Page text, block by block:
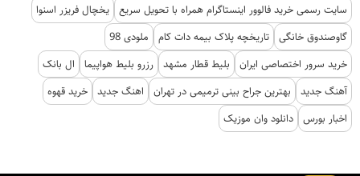
سایت رسمی خرید فالوور اینستاگرام همراه با تحویل سریع یخچال فریزر اسنوا
گاوصندوق خانگی تاریخچه پلاک بیمه دات کام
ملودی 98
خرید سرور اختصاصی ایران
بلیط قطار مشهد رزرو بلیط هواپیما
ال بانک
آهنگ جدید
بهترین جراح بینی ترمیمی در تهران اهنگ جدید خرید قهوه
اخبار بورس دانلود وان موزیک